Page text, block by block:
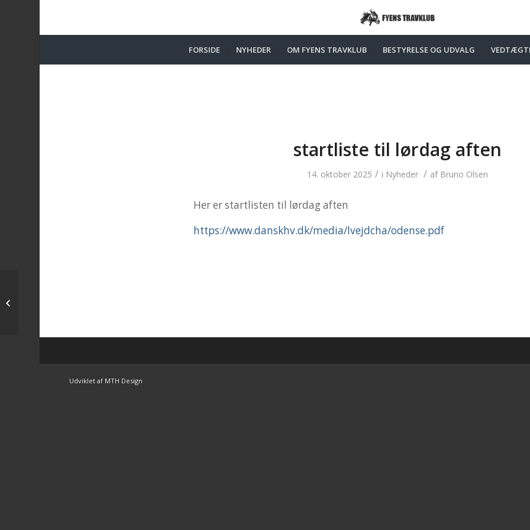
FORSIDE NYHEDER OM FYENS TRAVKLUB BESTYRELSE OG UDVALG
startliste til lørdag aften
14. oktober 2025 / i Nyheder / af Bruno Olsen
Her er startlisten til lørdag aften
https://www.danskhv.dk/media/lvejdcha/odense.pdf
Udviklet af MTH Design